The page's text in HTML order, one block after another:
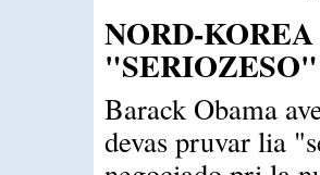
NORD-
"SERIOZESO"
Barack Obama
devas pruvar lia